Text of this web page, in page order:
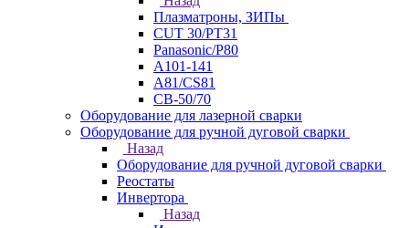
Плазматроны, ЗИПы
CUT 30/PT31
Panasonic/P80
А101-141
А81/CS81
СВ-50/70
Оборудование для лазерной сварки
Оборудование для ручной дуговой сварки
Назад
Оборудование для ручной дуговой сварки
Реостаты
Инвертора
Назад